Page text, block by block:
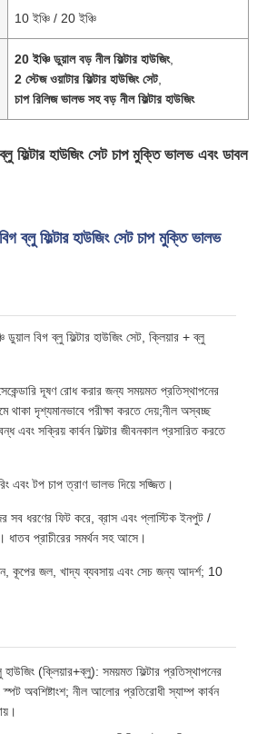
10 ইঞ্চি / 20 ইঞ্চি
20 ইঞ্চি ডুয়াল বড় নীল ফিল্টার হাউজিং,
2 স্টেজ ওয়াটার ফিল্টার হাউজিং সেট,
চাপ রিলিজ ভালভ সহ বড় নীল ফিল্টার হাউজিং
ফিল্টার হাউজিং সেট চাপ মুক্তি ভালভ এবং ডাবল
ব্লু ফিল্টার হাউজিং সেট চাপ মুক্তি ভালভ
বিগ ব্লু ফিল্টার হাউজিং সেট, ক্লিয়ার + ব্লু
দূষণ রোধ করার জন্য সময়মত প্রতিস্থাপনের
থাকা দৃশ্যমানভাবে পরীক্ষা করতে দেয়;নীল অস্বচ্ছ
এবং সক্রিয় কার্বন ফিল্টার জীবনকাল প্রসারিত করতে
এবং টপ চাপ ত্রাণ ভালভ দিয়ে সজ্জিত।
সব ধরণের ফিট করে, ব্রাস এবং প্লাস্টিক ইনপুট /
প্রাচীরের সমর্থন সহ আসে।
কূপের জল, খাদ্য ব্যবসায় এবং সেচ জন্য আদর্শ; 10
(ক্লিয়ার+ব্লু): সময়মত ফিল্টার প্রতিস্থাপনের
অবশিষ্টাংশ; নীল আলোর প্রতিরোধী স্যাম্প কার্বন